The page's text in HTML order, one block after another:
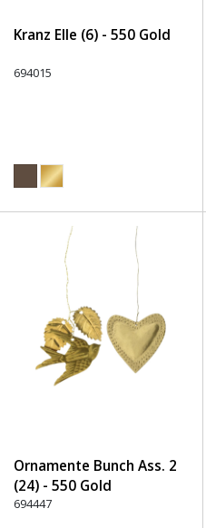
Kranz Elle (6) - 550 Gold
694015
Ornamente Bunch Ass. 2
(24) - 550 Gold
694447